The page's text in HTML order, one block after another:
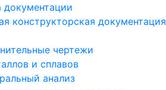
документации
конструкторская документация
чертежи
и сплавов
анализ